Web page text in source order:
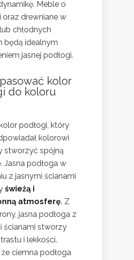
Meble o
oraz drewniane w
chłodnych
będą idealnym
jasnej podłogi.
kolor
do koloru
podłogi, który
kolorowi
stworzyć spójną
Jasna podłoga w
z jasnymi ścianami
świeżą i
atmosferę. Z
jasna podłoga z
ścianami stworzy
i lekkości.
że ciemna podłoga